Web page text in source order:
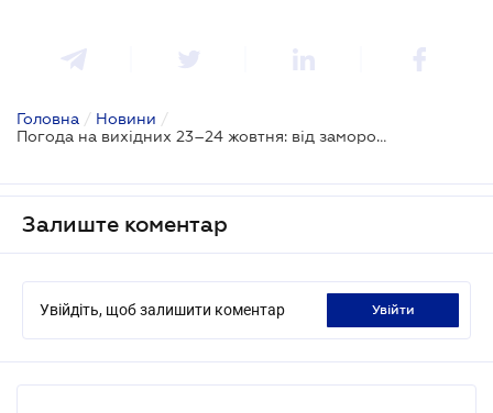
Головна / Новини /
Погода на вихідних 23–24 жовтня: від заморозків до бабиного літа
Залиште коментар
Увійдіть, щоб залишити коментар увійти